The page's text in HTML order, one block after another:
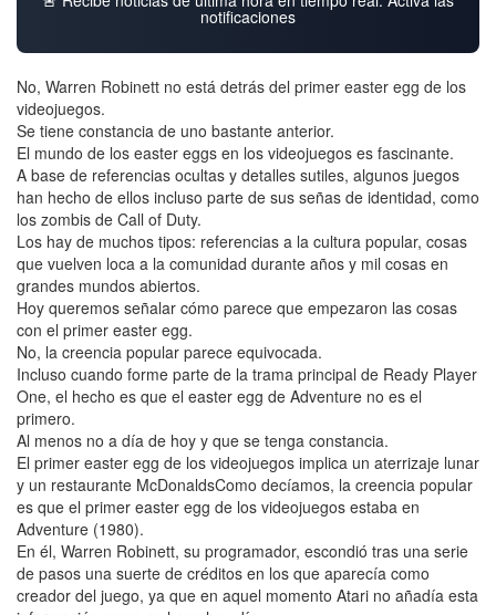
notificaciones
No, Warren Robinett no está detrás del primer easter egg de los
videojuegos.
Se tiene constancia de uno bastante anterior.
El mundo de los easter eggs en los videojuegos es fascinante.
A base de referencias ocultas y detalles sutiles, algunos juegos
han hecho de ellos incluso parte de sus señas de identidad, como
los zombis de Call of Duty.
Los hay de muchos tipos: referencias a la cultura popular, cosas
que vuelven loca a la comunidad durante años y mil cosas en
grandes mundos abiertos.
Hoy queremos señalar cómo parece que empezaron las cosas
con el primer easter egg.
No, la creencia popular parece equivocada.
Incluso cuando forme parte de la trama principal de Ready Player
One, el hecho es que el easter egg de Adventure no es el
primero.
Al menos no a día de hoy y que se tenga constancia.
El primer easter egg de los videojuegos implica un aterrizaje lunar
y un restaurante McDonaldsComo decíamos, la creencia popular
es que el primer easter egg de los videojuegos estaba en
Adventure (1980).
En él, Warren Robinett, su programador, escondió tras una serie
de pasos una suerte de créditos en los que aparecía como
creador del juego, ya que en aquel momento Atari no añadía esta